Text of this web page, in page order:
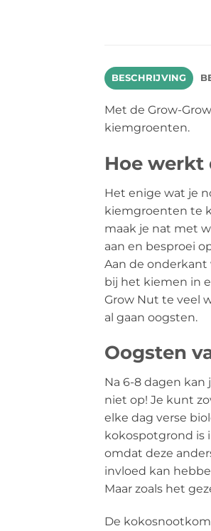
BESCHRIJVING
Met de Grow-
kiemgroenten.
Hoe werkt
Het enige wat je
kiemgroenten te
maak je nat met
aan en besproei
Aan de
bij het kiemen in
Grow Nut te veel
al gaan oogsten.
Oogsten
Na 6-8 dagen
niet op! Je kunt
elke dag verse
kokospotgrond is
omdat deze
invloed kan
Maar zoals het
De